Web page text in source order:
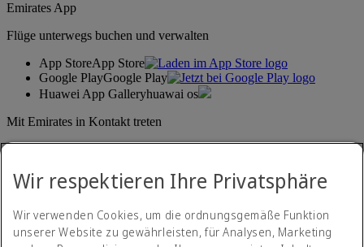
Emirates App
Flüge unterwegs buchen und verwalten
App StoreApp Store
Google PlayGoogle Play
Huawei App Galleryhuawai os
Mit Emirates in Kontakt treten
Wir respektieren Ihre Privatsphäre
Wir verwenden Cookies, um die ordnungsgemäße Funktion
unserer Website zu gewährleisten, für Analysen, Marketing